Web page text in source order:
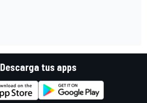
Descarga tus apps